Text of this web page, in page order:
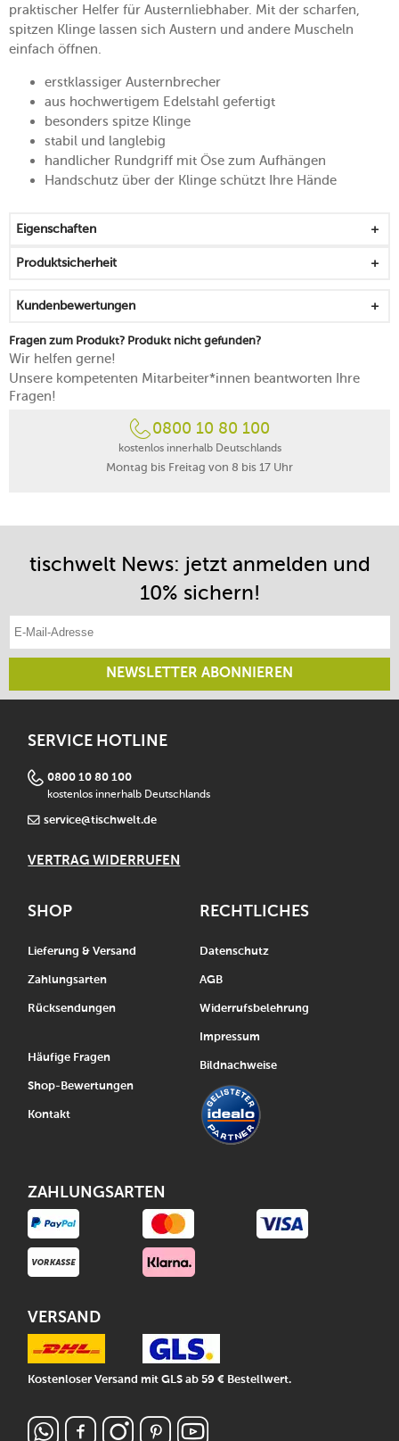
praktischer Helfer für Austernliebhaber. Mit der scharfen,
spitzen Klinge lassen sich Austern und andere Muscheln
einfach öffnen.
erstklassiger Austernbrecher
aus hochwertigem Edelstahl gefertigt
besonders spitze Klinge
stabil und langlebig
handlicher Rundgriff mit Öse zum Aufhängen
Handschutz über der Klinge schützt Ihre Hände
Eigenschaften
Produktsicherheit
Kundenbewertungen
Fragen zum Produkt? Produkt nicht gefunden?
Wir helfen gerne!
Unsere kompetenten Mitarbeiter*innen beantworten Ihre
Fragen!
0800 10 80 100
kostenlos innerhalb Deutschlands
Montag bis Freitag von 8 bis 17 Uhr
tischwelt News: jetzt anmelden und
10% sichern!
NEWSLETTER ABONNIEREN
SERVICE HOTLINE
0800 10 80 100
kostenlos innerhalb Deutschlands
service@tischwelt.de
VERTRAG WIDERRUFEN
SHOP
Lieferung & Versand
Zahlungsarten
Rücksendungen
Häufige Fragen
Shop-Bewertungen
Kontakt
RECHTLICHES
Datenschutz
AGB
Widerrufsbelehrung
Impressum
Bildnachweise
ZAHLUNGSARTEN
VERSAND
Kostenloser Versand mit GLS ab 59 € Bestellwert.